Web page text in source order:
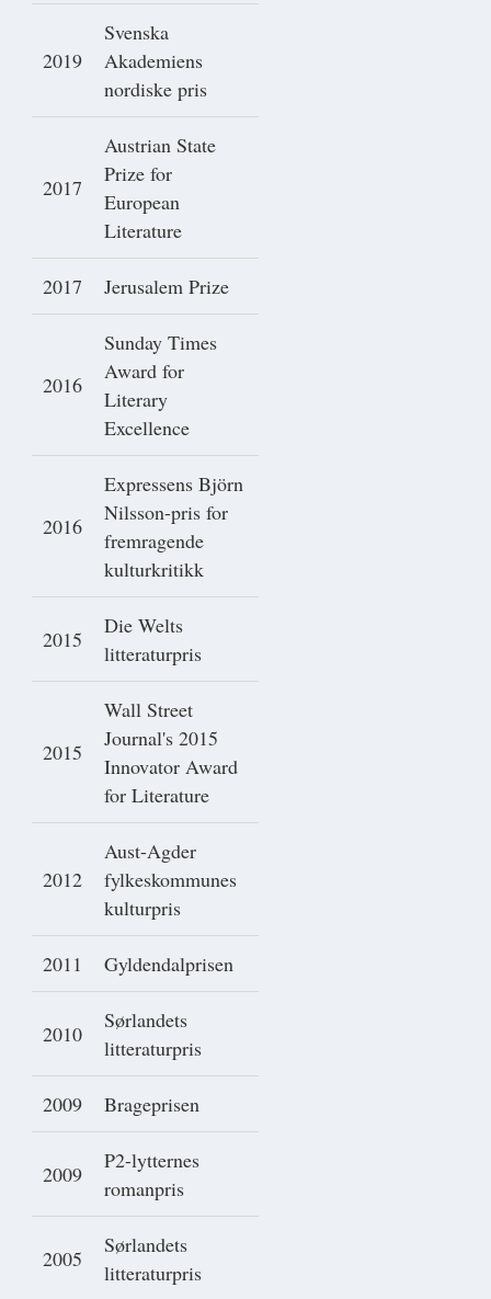
2019
Svenska
Akademiens
nordiske pris
2017
Austrian State
Prize for
European
Literature
2017 Jerusalem Prize
2016
Sunday Times
Award for
Literary
Excellence
2016
Expressens Björn
Nilsson-pris for
fremragende
kulturkritikk
2015
Die Welts
litteraturpris
2015
Wall Street
Journal's 2015
Innovator Award
for Literature
2012
Aust-Agder
fylkeskommunes
kulturpris
2011 Gyldendalprisen
2010
Sørlandets
litteraturpris
2009 Brageprisen
2009
P2-lytternes
romanpris
2005
Sørlandets
litteraturpris